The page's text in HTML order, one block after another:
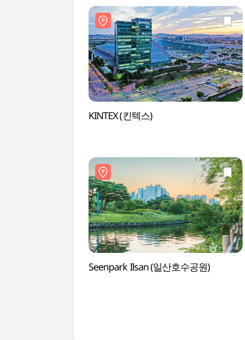
KINTEX (킨텍스)
Seenpark Ilsan (일산호수공원)